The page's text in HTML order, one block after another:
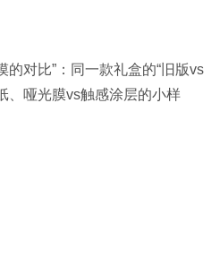
的对比”：同一款礼盒的“旧版vs
、哑光膜vs触感涂层的小样